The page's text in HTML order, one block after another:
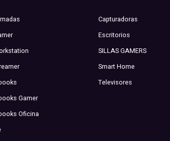
Gamer
Oficina
Capturadoras
Escritorios
SILLAS GAMERS
Smart Home
Televisores